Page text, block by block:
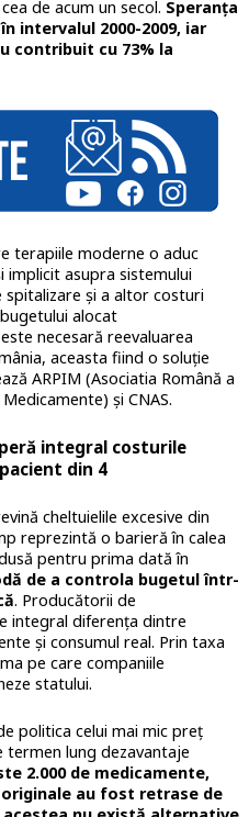
de acum un secol. Speranța
intervalul 2000-2009, iar
contribuit cu 73% la
terapiile moderne o aduc
implicit asupra sistemului
spitalizare și a altor costuri
alocat
necesară reevaluarea
aceasta fiind o soluție
ARPIM (Asociatia Română a
și CNAS.
integral costurile
din 4
cheltuielile excesive din
reprezintă o barieră în calea
pentru prima dată în
de a controla bugetul într-
. Producătorii de
integral diferența dintre
și consumul real. Prin taxa
pe care companiile
statului.
politica celui mai mic preț
lung dezavantaje
2.000 de medicamente,
au fost retrase de